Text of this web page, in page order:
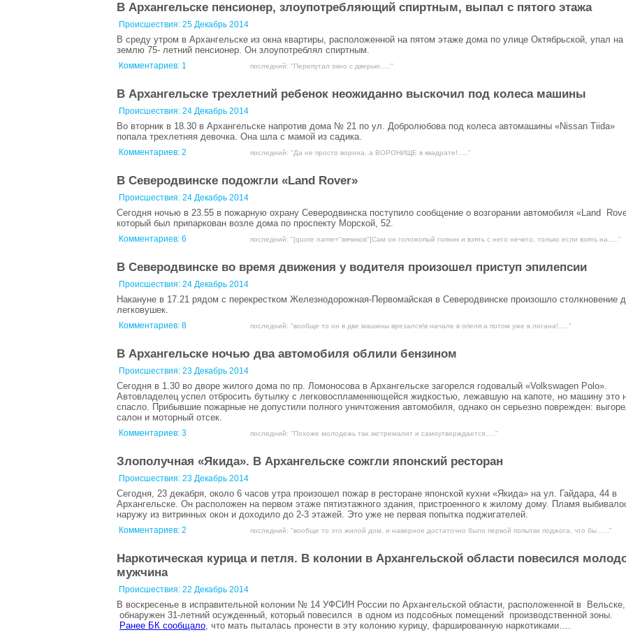
В Архангельске пенсионер, злоупотребляющий спиртным, выпал с пятого этажа
Происшествия: 25 Декабрь 2014
В среду утром в Архангельске из окна квартиры, расположенной на пятом этаже дома по улице Октябрьской, упал на
землю 75- летний пенсионер. Он злоупотреблял спиртным.
Комментариев: 1 последний: "Перепутал окно с дверью....."
В Архангельске трехлетний ребенок неожиданно выскочил под колеса машины
Происшествия: 24 Декабрь 2014
Во вторник в 18.30 в Архангельске напротив дома № 21 по ул. Добролюбова под колеса автомашины «Nissan Tiida»
попала трехлетняя девочка. Она шла с мамой из садика.
Комментариев: 2 последний: "Да не просто ворона, а ВОРОНИЩЕ в квадрате!....."
В Северодвинске подожгли «Land Rover»
Происшествия: 24 Декабрь 2014
Сегодня ночью в 23.55 в пожарную охрану Северодвинска поступило сообщение о возгорании автомобиля «Land
который был припаркован возле дома по проспекту Морской, 52.
Комментариев: 6 последний: "[quote name="вячиков"]Сам он голожопый гопник и взять с него нечего, только если взять на....."
В Северодвинске во время движения у водителя произошел приступ эпилепсии
Происшествия: 24 Декабрь 2014
Накануне в 17.21 рядом с перекрестком Железнодорожная-Первомайская в Северодвинске произошло столкновение
легковушек.
Комментариев: 8 последний: "вообще то он в две машины врезался!в начале в опеля а потом уже в логана!....."
В Архангельске ночью два автомобиля облили бензином
Происшествия: 23 Декабрь 2014
Сегодня в 1.30 во дворе жилого дома по пр. Ломоносова в Архангельске загорелся годовалый «Volkswagen Polo».
Автовладелец успел отбросить бутылку с легковоспламеняющейся жидкостью, лежавшую на капоте, но машину это
спасло. Прибывшие пожарные не допустили полного уничтожения автомобиля, однако он серьезно поврежден:
салон и моторный отсек.
Комментариев: 3 последний: "Похоже молодежь так экстремалит и самоутверждается....."
Злополучная «Якида». В Архангельске сожгли японский ресторан
Происшествия: 23 Декабрь 2014
Сегодня, 23 декабря, около 6 часов утра произошел пожар в ресторане японской кухни «Якида» на ул. Гайдара, 44 в
Архангельске. Он расположен на первом этаже пятиэтажного здания, пристроенного к жилому дому. Пламя
наружу из витринных окон и доходило до 2-3 этажей. Это уже не первая попытка поджигателей.
Комментариев: 2 последний: "вообще то это жилой дом, и наверное достаточно было первой попытки поджога, что бы ....."
Наркотическая курица и петля. В колонии в Архангельской области повесился
мужчина
Происшествия: 22 Декабрь 2014
В воскресенье в исправительной колонии № 14 УФСИН России по Архангельской области, расположенной в Вельске,
обнаружен 31-летний осужденный, который повесился в одном из подсобных помещений производственной зоны.
Ранее БК сообщало, что мать пыталась пронести в эту колонию курицу, фаршированную наркотиками….